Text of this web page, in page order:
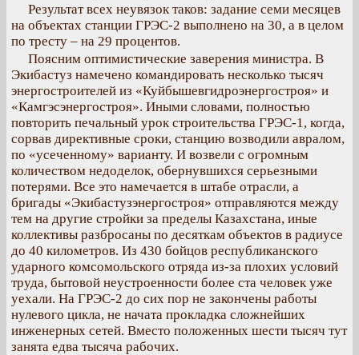
Результат всех неувязок таков: задание семи месяцев
на объектах станции ГРЭС-2 выполнено на 30, а в целом
по тресту – на 29 процентов.
Поясним оптимистические заверения министра. В
Экибастуз намечено командировать несколько тысяч
энергостроителей из «Куйбышевгидроэнергостроя» и
«Камгэсэнергостроя». Иными словами, полностью
повторить печальный урок строительства ГРЭС-1, когда,
сорвав директивные сроки, станцию возводили авралом,
по «усеченному» варианту. И возвели с огромным
количеством недоделок, обернувшихся серьезными
потерями. Все это намечается в штабе отрасли, а
бригады «Экибастузэнергостроя» отправляются между
тем на другие стройки за пределы Казахстана, иные
коллективы разбросаны по десяткам объектов в радиусе
до 40 километров. Из 430 бойцов республиканского
ударного комсомольского отряда из-за плохих условий
труда, бытовой неустроенности более ста человек уже
уехали. На ГРЭС-2 до сих пор не закончены работы
нулевого цикла, не начата прокладка сложнейших
инженерных сетей. Вместо положенных шести тысяч тут
занята едва тысяча рабочих.